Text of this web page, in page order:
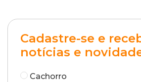
Cadastre-se e
notícias e
Cachorro